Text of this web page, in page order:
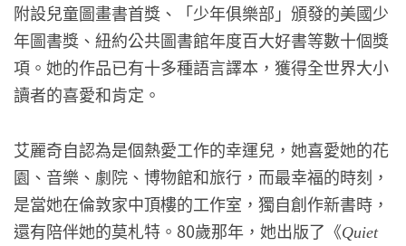
附設兒童圖畫書首獎、「少年俱樂部」頒發的美國少
年圖書獎、紐約公共圖書館年度百大好書等數十個獎
項。她的作品已有十多種語言譯本，獲得全世界大小
讀者的喜愛和肯定。
艾麗奇自認為是個熱愛工作的幸運兒，她喜愛她的花
園、音樂、劇院、博物館和旅行，而最幸福的時刻，
是當她在倫敦家中頂樓的工作室，獨自創作新書時，
還有陪伴她的莫札特。80歲那年，她出版了《Quiet